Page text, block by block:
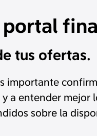
portal
tus ofertas.
importante
a entender mejor
sobre la